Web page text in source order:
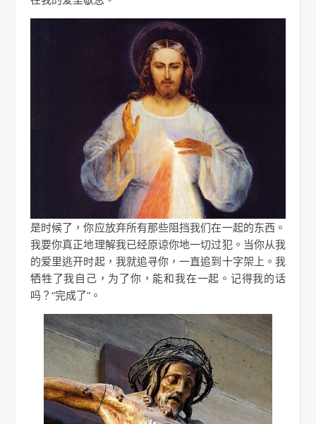
是时候了，你应放弃所有那些阻挡我们在一起的东西。
我要你真正地理解我已经原谅你地一切过犯。当你从我
的爱里逃开时起，我就追寻你，一直追到十字架上。我
牺牲了我自己，为了你，能和我在一起。记得我的话
吗？“完成了”。